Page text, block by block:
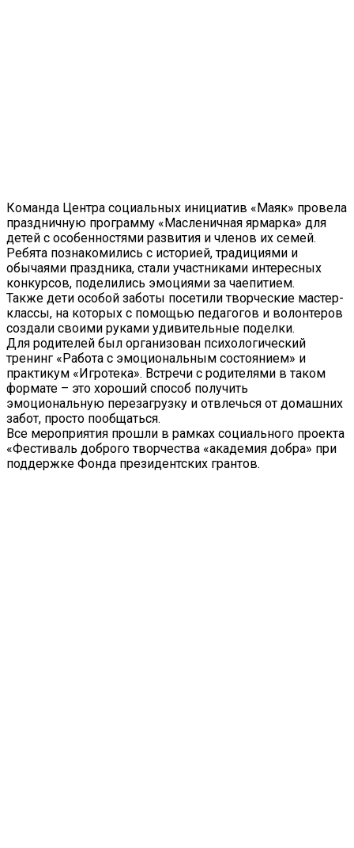
Команда Центра социальных инициатив «Маяк» провела
праздничную программу «Масленичная ярмарка» для
детей с особенностями развития и членов их семей.
Ребята познакомились с историей, традициями и
обычаями праздника, стали участниками интересных
конкурсов, поделились эмоциями за чаепитием.
Также дети особой заботы посетили творческие мастер-
классы, на которых с помощью педагогов и волонтеров
создали своими руками удивительные поделки.
Для родителей был организован психологический
тренинг «Работа с эмоциональным состоянием» и
практикум «Игротека». Встречи с родителями в таком
формате – это хороший способ получить
эмоциональную перезагрузку и отвлечься от домашних
забот, просто пообщаться.
Все мероприятия прошли в рамках социального проекта
«Фестиваль доброго творчества «академия добра» при
поддержке Фонда президентских грантов.